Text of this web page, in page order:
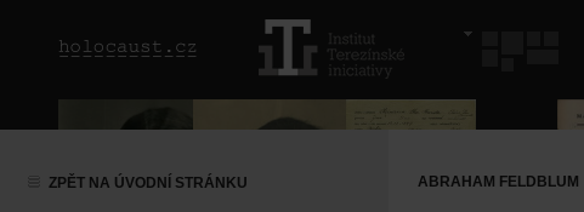
ZPĚT NA ÚVODNÍ STRÁNKU ABRAHAM FELDBLUM